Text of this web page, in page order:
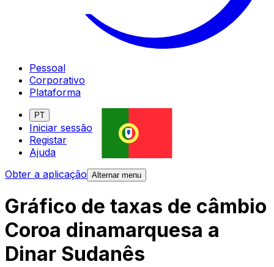
Pessoal
Corporativo
Plataforma
PT
Iniciar sessão
Registar
Ajuda
Obter a aplicação Alternar menu
Gráfico de taxas de câmbio
Coroa dinamarquesa a
Dinar Sudanês